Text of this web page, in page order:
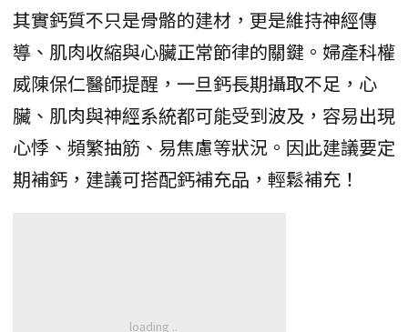
其實鈣質不只是骨骼的建材，更是維持神經傳
導、肌肉收縮與心臟正常節律的關鍵。婦產科權
威陳保仁醫師提醒，一旦鈣長期攝取不足，心
臟、肌肉與神經系統都可能受到波及，容易出現
心悸、頻繁抽筋、易焦慮等狀況。因此建議要定
期補鈣，建議可搭配鈣補充品，輕鬆補充！